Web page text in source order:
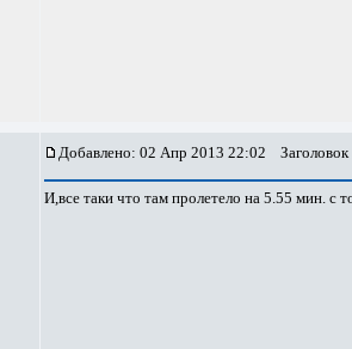
Добавлено: 02 Апр 2013 22:02
И,все таки что там пролетело на 5.55 мин. с